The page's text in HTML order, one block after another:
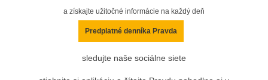
a získajte užitočné informácie na každý deň
Predplatné denníka Pravda
sledujte naše sociálne siete